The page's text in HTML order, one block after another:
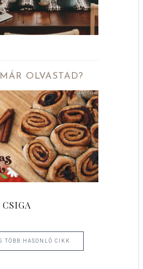
OLVASTAD?
CSIGA
TÖBB HASONLÓ CIKK